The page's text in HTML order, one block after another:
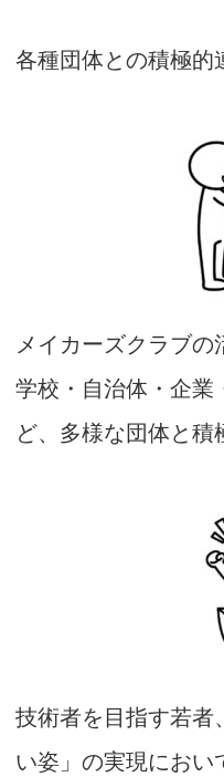
各種団体との積極的
メイカーズクラブ
学校・自治体・企業
ど、多様な団体と積
技術者を目指す若者
い姿」の実現にお